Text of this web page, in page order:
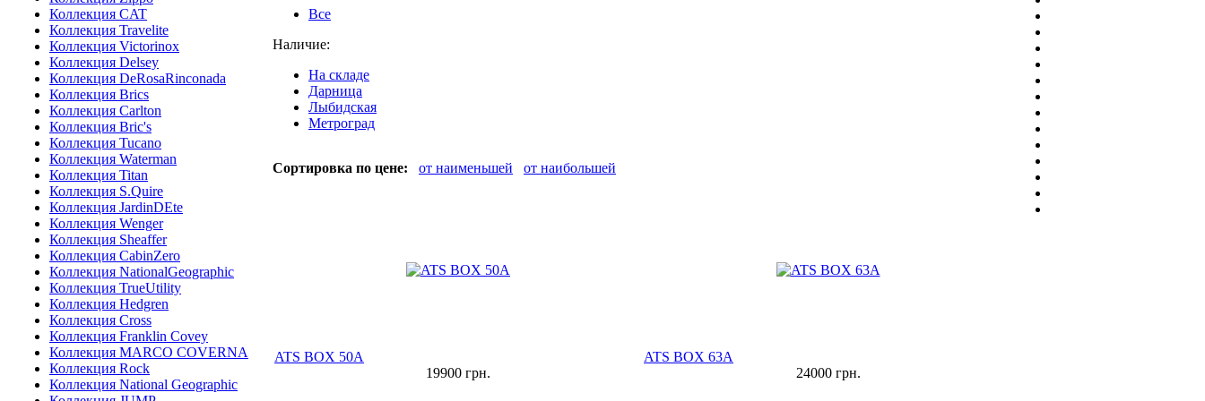
Коллекция CAT
Коллекция Travelite
Коллекция Victorinox
Коллекция Delsey
Коллекция DeRosaRinconada
Коллекция Brics
Коллекция Carlton
Коллекция Bric's
Коллекция Tucano
Коллекция Waterman
Коллекция Titan
Коллекция S.Quire
Коллекция JardinDEte
Коллекция Wenger
Коллекция Sheaffer
Коллекция CabinZero
Коллекция NationalGeographic
Коллекция TrueUtility
Коллекция Hedgren
Коллекция Cross
Коллекция Franklin Covey
Коллекция MARCO COVERNA
Коллекция Rock
Коллекция National Geographic
Все
Наличие:
На складе
Дарница
Лыбидская
Метроград
Сортировка по цене: от наименьшей от наибольшей
ATS BOX 50A
19900 грн.
ATS BOX 63A
24000грн.